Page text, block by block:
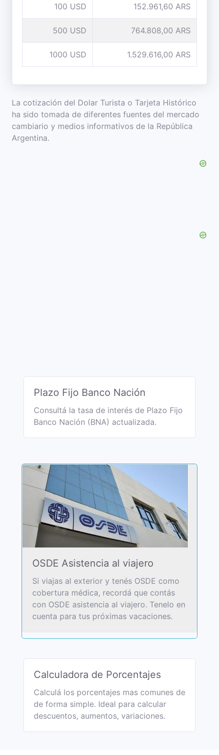
100 USD 152.961,60 ARS
500 USD 764.808,00 ARS
1000 USD 1.529.616,00 ARS
La cotización del Dolar Turista o Tarjeta Histórico
ha sido tomada de diferentes fuentes del mercado
cambiario y medios informativos de la República
Argentina.
Plazo Fijo Banco Nación
Consultá la tasa de interés de Plazo Fijo
Banco Nación (BNA) actualizada.
OSDE Asistencia al viajero
Si viajas al exterior y tenés OSDE como
cobertura médica, recordá que contás
con OSDE asistencia al viajero. Tenelo en
cuenta para tus próximas vacaciones.
Calculadora de Porcentajes
Calculá los porcentajes mas comunes de
de forma simple. Ideal para calcular
descuentos, aumentos, variaciones.